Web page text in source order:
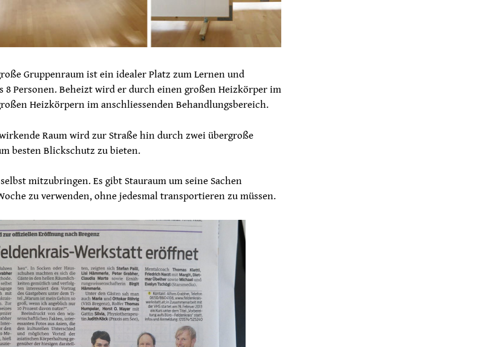
Gruppenraum ist ein idealer Platz zum Lernen und
8 Personen. Beheizt wird er durch einen großen Heizkörper im
Heizkörpern im anschliessenden Behandlungsbereich.
Raum wird zur Straße hin durch zwei übergroße
besten Blickschutz zu bieten.
mitzubringen. Es gibt Stauraum um seine Sachen
zu verwenden, ohne jedesmal transportieren zu müssen.